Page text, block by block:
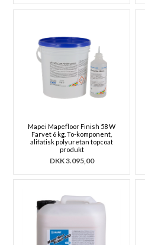
Mapei Mapefloor Finish 58 W
Farvet 6 kg. To-komponent,
alifatisk polyuretan topcoat
produkt
DKK3.095,00